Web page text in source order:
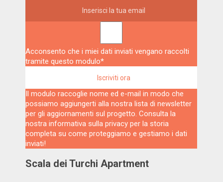
Acconsento che i miei dati inviati vengano raccolti
tramite questo modulo*
Il modulo raccoglie nome ed e-mail in modo che
possiamo aggiungerti alla nostra lista di newsletter
per gli aggiornamenti sul progetto. Consulta la
nostrainformativa sulla privacy per la storia
completa su come proteggiamo e gestiamo i dati
inviati!
Scala dei Turchi Apartment